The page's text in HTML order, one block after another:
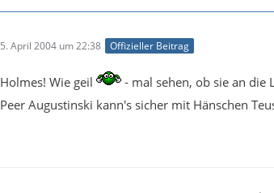
5. April 2004 um 22:38 Offizieller Beitrag
Holmes! Wie geil - mal sehen, ob sie an
Peer Augustinski kann's sicher mit Hänschen